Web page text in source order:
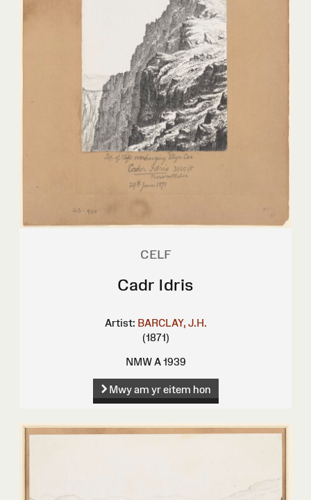
CELF
Cadr Idris
Artist: BARCLAY, J.H.
(1871)
NMW A 1939
Mwy am yr eitem hon